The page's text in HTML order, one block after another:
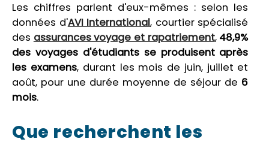
Les chiffres parlent d'eux-mêmes : selon les
données d'AVI International, courtier spécialisé
des assurances voyage et rapatriement, 48,9%
des voyages d'étudiants se produisent après
les examens, durant les mois de juin, juillet et
août, pour une durée moyenne de séjour de 6
mois.
Que recherchent les